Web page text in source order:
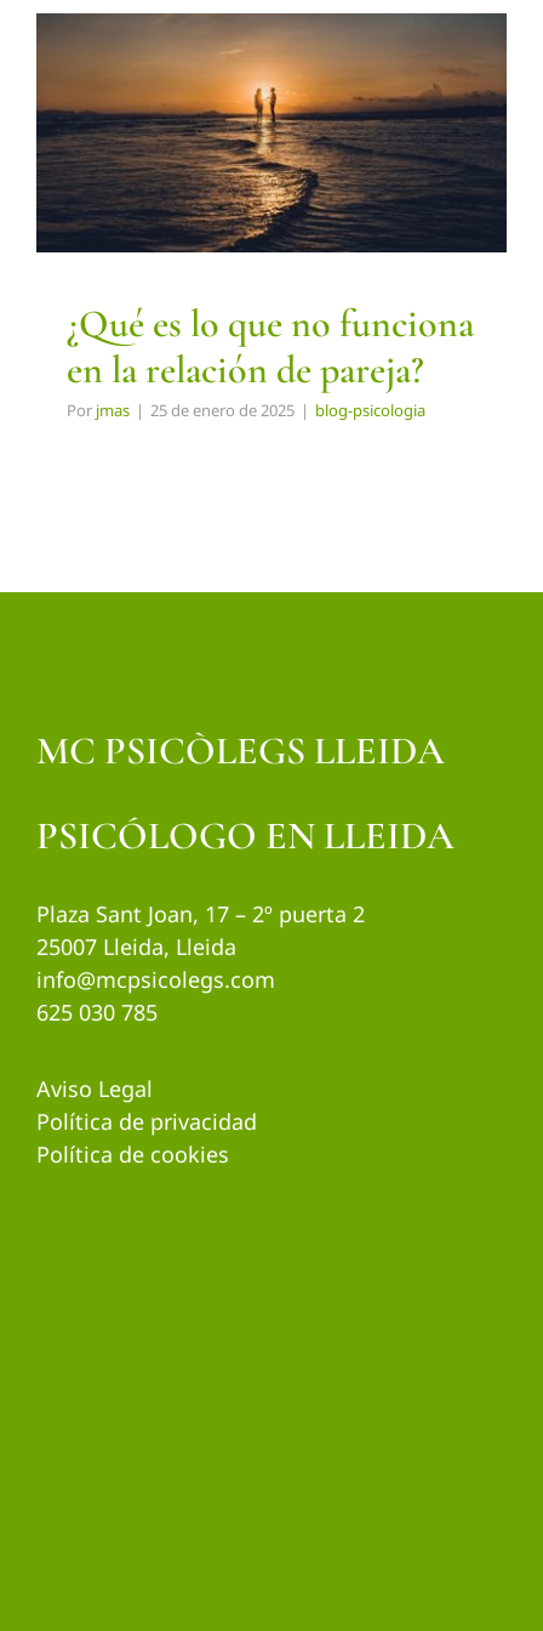
¿Qué es lo que no funciona
en la relación de pareja?
blog-psicologia
¿Qué es lo que no funciona
en la relación de pareja?
Por jmas | 25 de enero de 2025 | blog-psicologia
MC PSICÒLEGS LLEIDA
PSICÓLOGO EN LLEIDA
Plaza Sant Joan, 17 – 2º puerta 2
25007 Lleida, Lleida
info@mcpsicolegs.com
625 030 785
Aviso Legal
Política de privacidad
Política de cookies